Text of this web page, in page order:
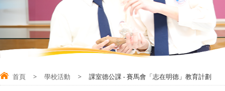
首頁 > 學校活動 > 課室德公課 - 賽馬會「志在明德」教育計劃